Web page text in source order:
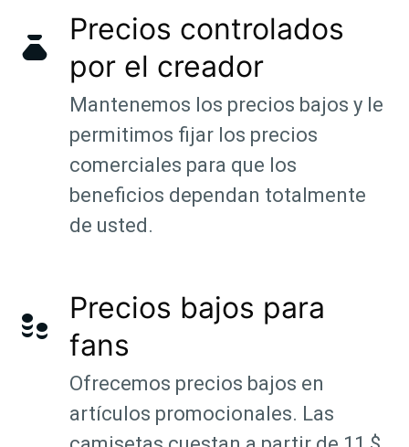
Precios controlados
por el creador
Mantenemos los precios bajos y le
permitimos fijar los precios
comerciales para que los
beneficios dependan totalmente
de usted.
Precios bajos para
fans
Ofrecemos precios bajos en
artículos promocionales. Las